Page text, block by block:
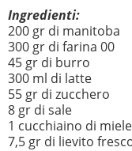
Ingredienti:
200 gr di manitoba
300 gr di farina 00
45 gr di burro
300 ml di latte
55 gr di zucchero
8 gr di sale
1 cucchiaino di miele
7,5 gr di lievito